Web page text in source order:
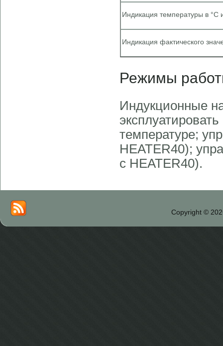
Индикация температуры в °C
Индикация фактического
Режимы
Индукционные
температуре;
HEATER40);
с HEATER40).
Copyright ©